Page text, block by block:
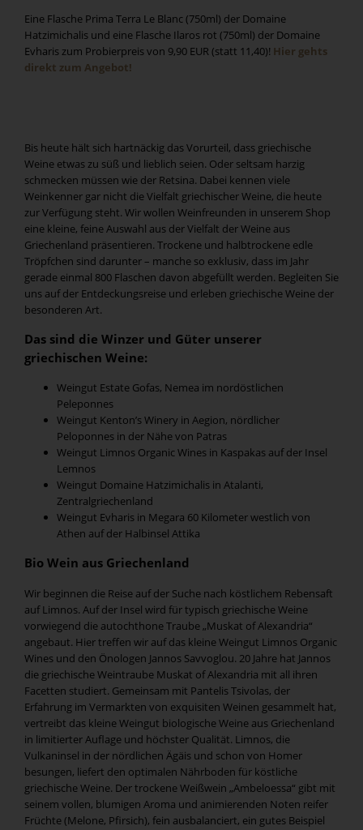
Eine Flasche Prima Terra Le Blanc (750ml) der Domaine
Hatzimichalis und eine Flasche Ilaros rot (750ml) der Domaine
Evharis zum Probierpreis von 9,90 EUR (statt 11,40)! Hier gehts
direkt zum Angebot!
Bis heute hält sich hartnäckig das Vorurteil, dass griechische
Weine etwas zu süß und lieblich seien. Oder seltsam harzig
schmecken müssen wie der Retsina. Dabei kennen viele
Weinkenner gar nicht die Vielfalt griechischer Weine, die heute
zur Verfügung steht. Wir wollen Weinfreunden in unserem Shop
eine kleine, feine Auswahl aus der Vielfalt der Weine aus
Griechenland präsentieren. Trockene und halbtrockene edle
Tröpfchen sind darunter – manche so exklusiv, dass im Jahr
gerade einmal 800 Flaschen davon abgefüllt werden. Begleiten Sie
uns auf der Entdeckungsreise und erleben griechische Weine der
besonderen Art.
Das sind die Winzer und Güter unserer
griechischen Weine:
Weingut Estate Gofas, Nemea im nordöstlichen
Peleponnes
Weingut Kenton’s Winery in Aegion, nördlicher
Peloponnes in der Nähe von Patras
Weingut Limnos Organic Wines in Kaspakas auf der Insel
Lemnos
Weingut Domaine Hatzimichalis in Atalanti,
Zentralgriechenland
Weingut Evharis in Megara 60 Kilometer westlich von
Athen auf der Halbinsel Attika
Bio Wein aus Griechenland
Wir beginnen die Reise auf der Suche nach köstlichem Rebensaft
auf Limnos. Auf der Insel wird für typisch griechische Weine
vorwiegend die autochthone Traube „Muskat of Alexandria“
angebaut. Hier treffen wir auf das kleine Weingut Limnos Organic
Wines und den Önologen Jannos Savvoglou. 20 Jahre hat Jannos
die griechische Weintraube Muskat of Alexandria mit all ihren
Facetten studiert. Gemeinsam mit Pantelis Tsivolas, der
Erfahrung im Vermarkten von exquisiten Weinen gesammelt hat,
vertreibt das kleine Weingut biologische Weine aus Griechenland
in limitierter Auflage und höchster Qualität. Limnos, die
Vulkaninsel in der nördlichen Ägäis und schon von Homer
besungen, liefert den optimalen Nährboden für köstliche
griechische Weine. Der trockene Weißwein „Ambeloessa“ gibt mit
seinem vollen, blumigen Aroma und animierenden Noten reifer
Früchte (Melone, Pfirsich), fein ausbalanciert, ein gutes Beispiel